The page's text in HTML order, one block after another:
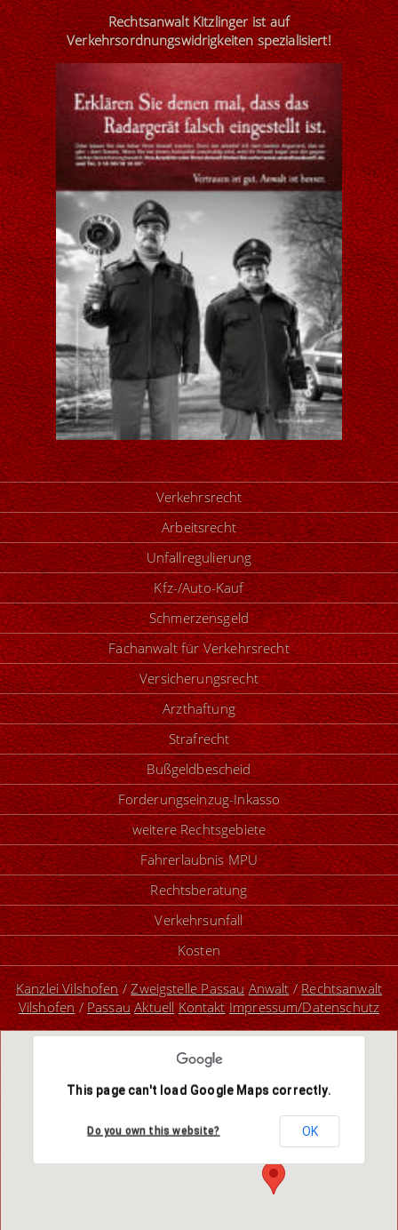
Rechtsanwalt Kitzlinger istauf
Verkehrsordnungswidrigkeitenspezialisiert!
Verkehrsrecht
Arbeitsrecht
Unfallregulierung
Kfz-/Auto-Kauf
Schmerzensgeld
Fachanwalt für Verkehrsrecht
Versicherungsrecht
Arzthaftung
Strafrecht
Bußgeldbescheid
Forderungseinzug-Inkasso
weitere Rechtsgebiete
Fahrerlaubnis MPU
Rechtsberatung
Verkehrsunfall
Kosten
Kanzlei Vilshofen/Zweigstelle Passau Anwalt/Rechtsanwalt
Vilshofen/Passau Aktuell Kontakt Impressum/Datenschutz
This page can't load Google Maps correctly.
Do you own this website? OK